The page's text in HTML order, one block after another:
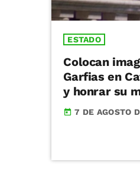
ESTADO
Colocan
Garfias en
y honrar su
today 7 DE AGOSTO